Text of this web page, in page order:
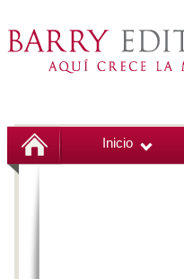
Inicio